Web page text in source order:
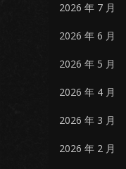
2026 年 7 月
2026 年 6 月
2026 年 5 月
2026 年 4 月
2026 年 3 月
2026 年 2 月